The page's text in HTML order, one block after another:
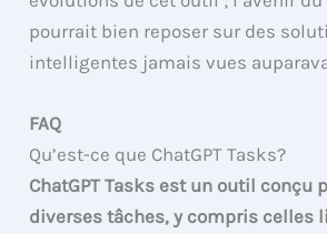
pourrait bien reposer sur des
intelligentes jamais vues
FAQ
Qu’est-ce que ChatGPT Tasks?
ChatGPT Tasks est un outil conçu
diverses tâches, y compris celles